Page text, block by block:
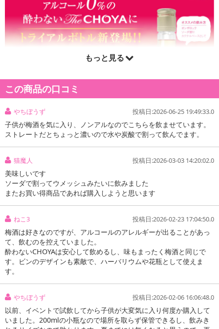
本商品は沖縄・離島へのお届けはできませんので、ご了承くださ
い。
梅の「種」の成分に着目した、アルコール0%の本格梅酒テイスト飲
料。
紀州産南高梅の種子をマイクロ粉末化しブレンドする事で、しっか
りとした味わいの本格的な梅酒感を実現しました。
酸味料、香料、着色料、人工甘味料などの添加物を一切使用しない
無添加品質。
芳醇で華やかな香りと濃厚でコクのある味わいが特長です。
もっと見る
この商品の口コミ
やちぼうず 投稿日:2026-06-25 19:49:33.0
子供が梅酒を気に入り、ノンアルなのでこちらを飲ませています。
ストレートだとちょっと濃いので水や炭酸で割って飲んでます。
猫魔人 投稿日:2026-03-03 14:20:02.0
美味しいです
ソーダで割ってウメッシュみたいに飲みました
またお買い得商品であれば購入しようと思います
ねこ3 投稿日:2026-02-23 17:04:50.0
梅酒は好きなのですが、アルコールのアレルギーが出ることがあっ
て、飲むのを控えていました。
酔わないCHOYAは安心して飲めるし、味もまったく梅酒と同じで
す。ビンのデザインも素敵で、ハーバリウムや花瓶として使えま
す。
やちぼうず 投稿日:2026-02-06 16:06:48.0
以前、イベントで試飲してから子供が大変気に入り何度か購入して
いました。200mlの小瓶なので場所を取らず保管できるし、飲みき